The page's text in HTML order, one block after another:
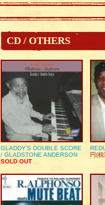
CD / OTHERS
GLADDY’S DOUBLE SCORE
/ GLADSTONE ANDERSON
SOLD OUT
円(